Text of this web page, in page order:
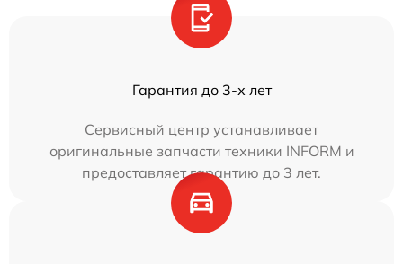
Гарантия до 3-х лет
Сервисный центр устанавливает
оригинальные запчасти техники INFORM и
предоставляет гарантию до 3 лет.